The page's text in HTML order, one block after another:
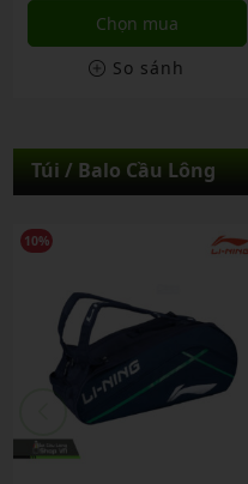
Chọn mua
So sánh
Túi / Balo Cầu Lông
10%